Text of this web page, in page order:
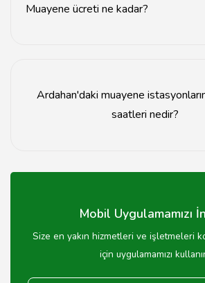
Muayene ücreti ne kadar?
Ardahan'daki muayene
saatleri nedir?
08:00-17:00 saatleri arasında hizmet
Mobil Uygulamamızı
Size en yakın hizmetleri ve işletmeleri
için uygulamamızı